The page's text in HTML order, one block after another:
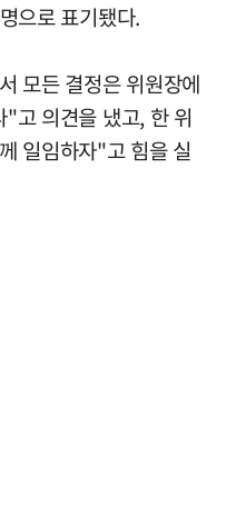
으로 표기됐다.
모든 결정은 위원장에
고 의견을 냈고, 한 위
일임하자"고 힘을 실